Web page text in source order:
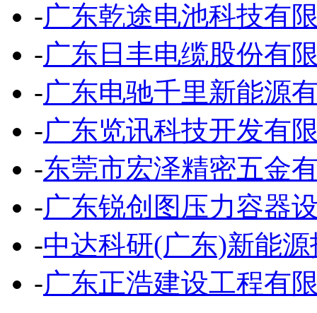
-广东乾途电池科技有
-广东日丰电缆股份有
-广东电驰千里新能源
-广东览讯科技开发有
-东莞市宏泽精密五金
-广东锐创图压力容器
-中达科研(广东)新能
-广东正浩建设工程有